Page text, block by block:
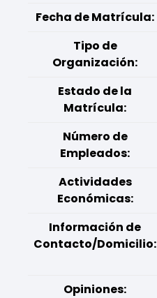
Fecha de Matrícula:
Tipo de
Organización:
Estado de la
Matrícula:
Número de
Empleados:
Actividades
Económicas:
Información de
Contacto/Domicilio:
Opiniones: